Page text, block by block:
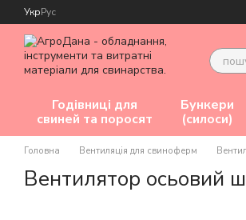
Перейти до основного контенту
УкрРус
Годівниці для
свиней та поросят
Бункери
(силоси)
Головна Вентиляція для свиноферм
Вентилятор осьовий